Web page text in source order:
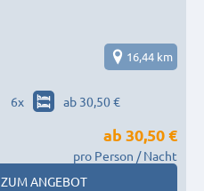
16,44 km
6x ab 30,50 €
ab 30,50 €
pro Person / Nacht
ZUM ANGEBOT